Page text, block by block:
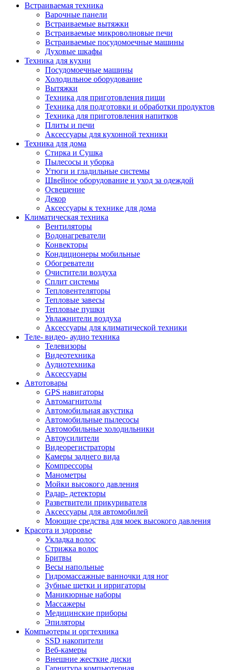
Встраиваемая техника
Варочные панели
Встраиваемые вытяжки
Встраиваемые микроволновые печи
Встраиваемые посудомоечные машины
Духовые шкафы
Техника для кухни
Посудомоечные машины
Холодильное оборудование
Вытяжки
Техника для приготовления пищи
Техника для подготовки и обработки продуктов
Техника для приготовления напитков
Плиты и печи
Аксессуары для кухонной техники
Техника для дома
Стирка и Сушка
Пылесосы и уборка
Утюги и гладильные системы
Швейное оборудование и уход за одеждой
Освещение
Декор
Аксессуары к технике для дома
Климатическая техника
Вентиляторы
Водонагреватели
Конвекторы
Кондиционеры мобильные
Обогреватели
Очистители воздуха
Сплит системы
Тепловентеляторы
Тепловые завесы
Тепловые пушки
Увлажнители воздуха
Аксессуары для климатической техники
Теле- видео- аудио техника
Телевизоры
Видеотехника
Аудиотехника
Аксессуары
Автотовары
GPS навигаторы
Автомагнитолы
Автомобильная акустика
Автомобильные пылесосы
Автомобильные холодильники
Автоусилители
Видеорегистраторы
Камеры заднего вида
Компрессоры
Манометры
Мойки высокого давления
Радар- детекторы
Разветвители прикуривателя
Аксессуары для автомобилей
Моющие средства для моек высокого давления
Красота и здоровье
Укладка волос
Стрижка волос
Бритвы
Весы напольные
Гидромассажные ванночки для ног
Зубные щетки и ирригаторы
Маникюрные наборы
Массажеры
Медицинские приборы
Эпиляторы
Компьютеры и оргтехника
SSD накопители
Веб-камеры
Внешние жесткие диски
Гарнитура компьютерная